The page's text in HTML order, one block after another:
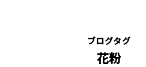
ブログタグ
花粉